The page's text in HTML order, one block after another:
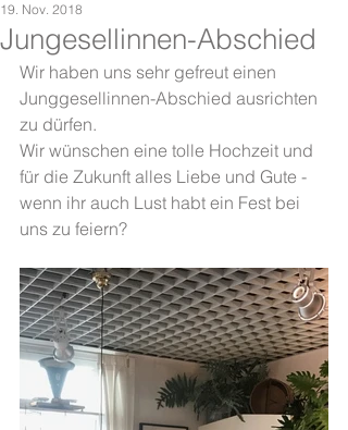
Jungesellinnen-Abschied
19. Nov. 2018
Wir haben uns sehr gefreut einen
Junggesellinnen-Abschied ausrichten
zu dürfen.
Wir wünschen eine tolle Hochzeit und
für die Zukunft alles Liebe und Gute -
wenn ihr auch Lust habt ein Fest bei
uns zu feiern?